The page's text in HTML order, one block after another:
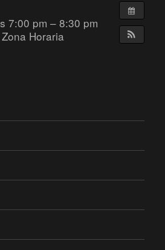
7:00 pm – 8:30 pm
Horaria